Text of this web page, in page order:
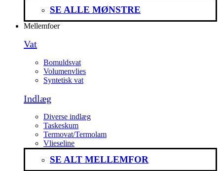
SE ALLE MØNSTRE
Mellemfoer
Vat
Bomuldsvat
Volumenvlies
Syntetisk vat
Indlæg
Diverse indlæg
Taskeskum
Termovat/Termolam
Vlieseline
SE ALT MELLEMFOR